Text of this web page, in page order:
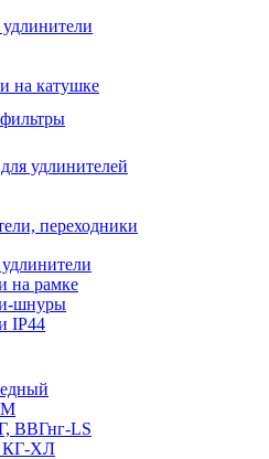
на катушке
удлинителей
переходники
на рамке
шнуры
IP44
ВВГнг-LS
КГ-ХЛ